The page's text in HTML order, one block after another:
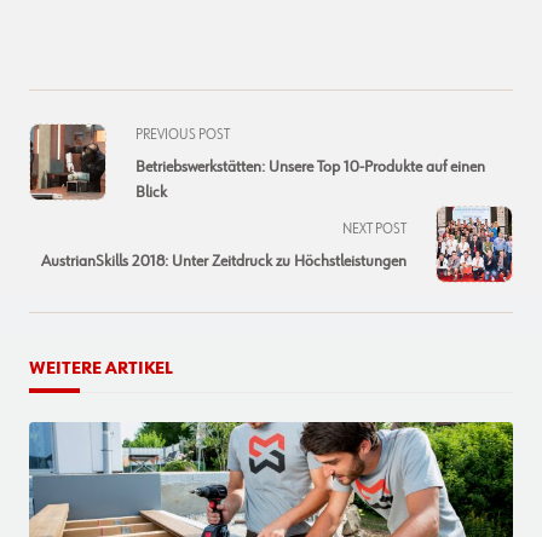
<span
class="nav-
subtitle
PREVIOUS POST
Betriebswerkstätten: Unsere Top 10-Produkte auf einen
Blick
NEXT POST
AustrianSkills 2018: Unter Zeitdruck zu Höchstleistungen
WEITERE ARTIKEL